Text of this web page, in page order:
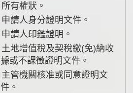
3. 所有權狀。
4. 申請人身分證明文件。
5. 申請人印鑑證明。
據或不課徵證明文件。
件。